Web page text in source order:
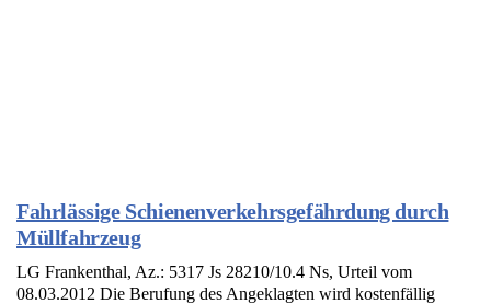
Fahrlässige Schienenverkehrsgefährdung durch
Müllfahrzeug
LG Frankenthal, Az.: 5317 Js 28210/10.4 Ns, Urteil vom
08.03.2012 Die Berufung des Angeklagten wird kostenfällig